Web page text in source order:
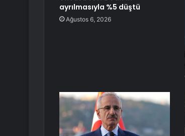
ayrılmasıyla %5 düştü
Ağustos 6, 2026